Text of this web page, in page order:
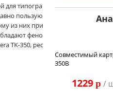
франкировальной машины
для типогра
пользую
из них при
фено
TK-350, рес
Совместимый
350B
1229p /